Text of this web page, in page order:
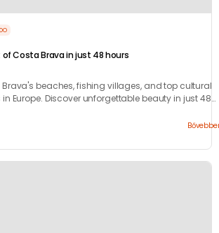
Costa Brava in just 48 hours
Brava's beaches, fishing villages, and top cultural
Europe. Discover unforgettable beauty in just 48